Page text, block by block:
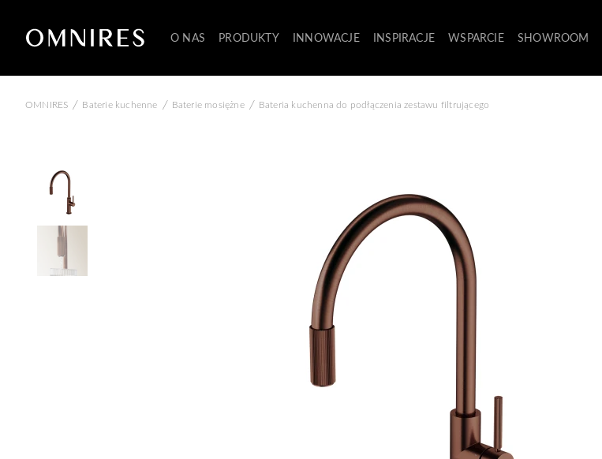
O NAS PRODUKTY INNOWACJE INSPIRACJE WSPARCIE SHOWROOM
OMNIRES / Baterie kuchenne / Baterie mosiężne / Bateria kuchenna do podłączenia zestawu filtrującego